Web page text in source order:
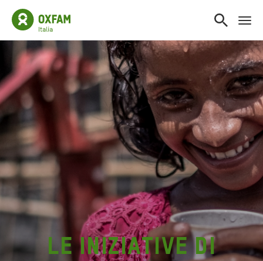
Le iniziative di